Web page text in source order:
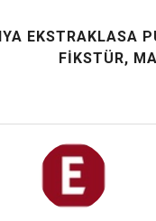
EKSTRAKLASA
FIKSTÜR,